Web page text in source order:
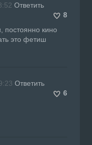
Ответить
8
постоянно кино
это фетиш
Ответить
6